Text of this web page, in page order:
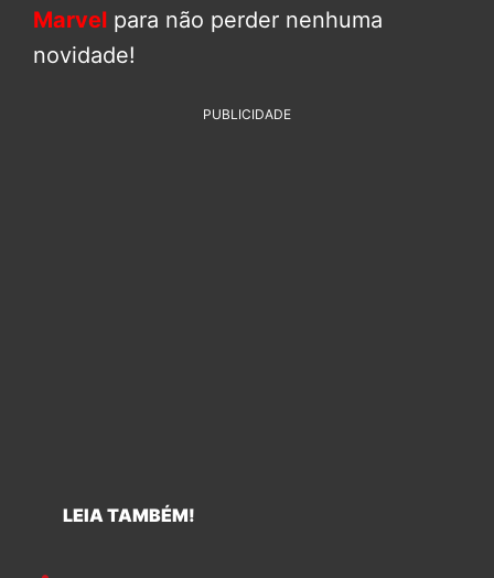
Marvel para não perder nenhuma
novidade!
PUBLICIDADE
LEIA TAMBÉM!